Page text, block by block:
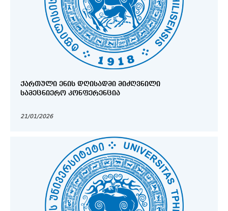
ᲥᲐᲠᲗᲣᲚᲘ ᲔᲜᲘᲡ ᲓᲦᲘᲡᲐᲓᲛᲘ ᲛᲘᲫᲦᲕᲜᲘᲚᲘ
ᲡᲐᲛᲔᲪᲜᲘᲔᲠᲝ ᲙᲝᲜᲤᲔᲠᲔᲜᲪᲘᲐ
21/01/2026